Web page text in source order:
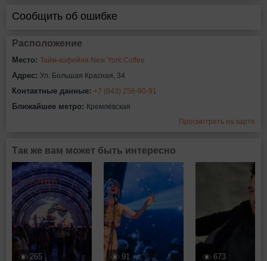
Сообщить об ошибке
Расположение
Место: Тайм-кофейня New York Coffee
Адрес: Ул. Большая Красная, 34
Контактные данные: +7 (843) 258-90-91
Ближайшее метро: Кремлёвская
Просмотреть на карте
Так же вам может быть интересно
265 91 673